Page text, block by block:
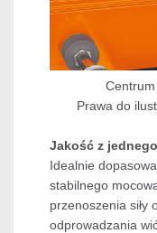
Prawa do
Jakość z
Idealnie
stabilnego
przenoszenia siły
odprowadzania